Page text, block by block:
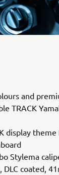
and
TRACK
display
Stylema
DLC coated,